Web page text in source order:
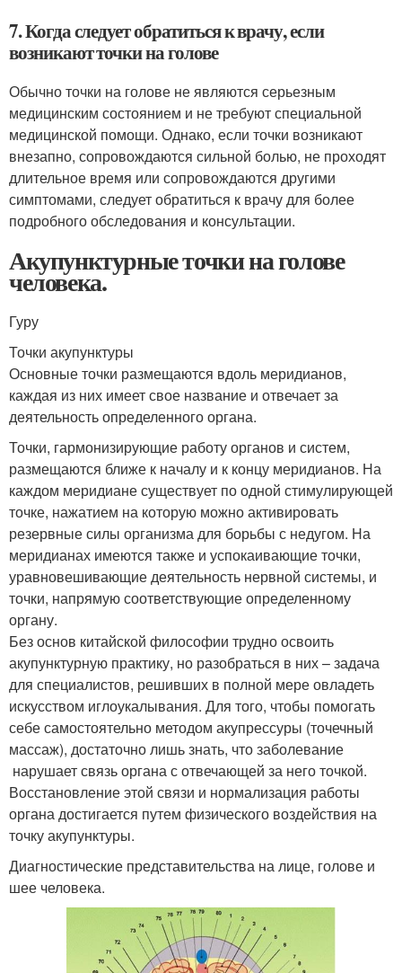
7. Когда следует обратиться к врачу, если
возникают точки на голове
Обычно точки на голове не являются серьезным
медицинским состоянием и не требуют специальной
медицинской помощи. Однако, если точки возникают
внезапно, сопровождаются сильной болью, не проходят
длительное время или сопровождаются другими
симптомами, следует обратиться к врачу для более
подробного обследования и консультации.
Акупунктурные точки на голове
человека.
Гуру
Точки акупунктуры
Основные точки размещаются вдоль меридианов,
каждая из них имеет свое название и отвечает за
деятельность определенного органа.
Точки, гармонизирующие работу органов и систем,
размещаются ближе к началу и к концу меридианов. На
каждом меридиане существует по одной стимулирующей
точке, нажатием на которую можно активировать
резервные силы организма для борьбы с недугом. На
меридианах имеются также и успокаивающие точки,
уравновешивающие деятельность нервной системы, и
точки, напрямую соответствующие определенному
органу.
Без основ китайской философии трудно освоить
акупунктурную практику, но разобраться в них – задача
для специалистов, решивших в полной мере овладеть
искусством иглоукалывания. Для того, чтобы помогать
себе самостоятельно методом акупрессуры (точечный
массаж), достаточно лишь знать, что заболевание
нарушает связь органа с отвечающей за него точкой.
Восстановление этой связи и нормализация работы
органа достигается путем физического воздействия на
точку акупунктуры.
Диагностические представительства на лице, голове и
шее человека.